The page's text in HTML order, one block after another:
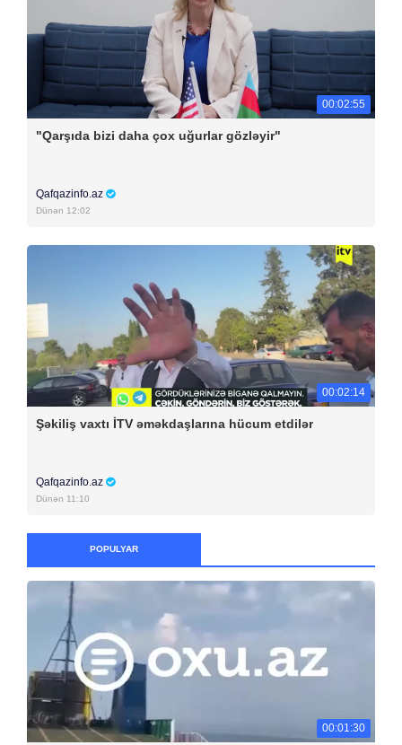
00:02:55
"Qarşıda bizi daha çox uğurlar gözləyir"
Qafqazinfo.az
Dünən 12:02
00:02:14
Şəkiliş vaxtı İTV əməkdaşlarına hücum etdilər
Qafqazinfo.az
Dünən 11:10
POPULYAR
00:01:30